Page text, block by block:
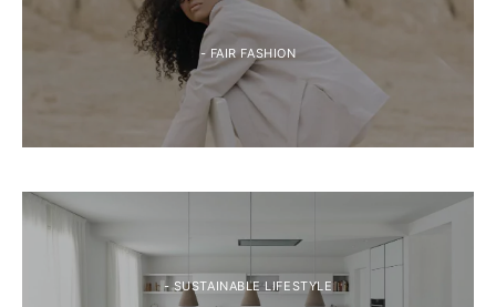
- FAIR FASHION
- SUSTAINABLE LIFESTYLE